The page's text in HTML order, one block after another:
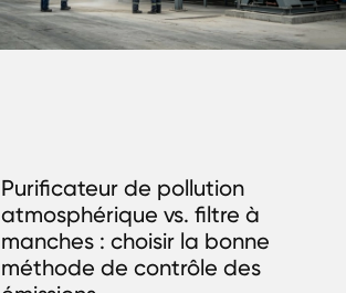
Purificateur de pollution
atmosphérique vs. filtre à
manches : choisir la bonne
méthode de contrôle des